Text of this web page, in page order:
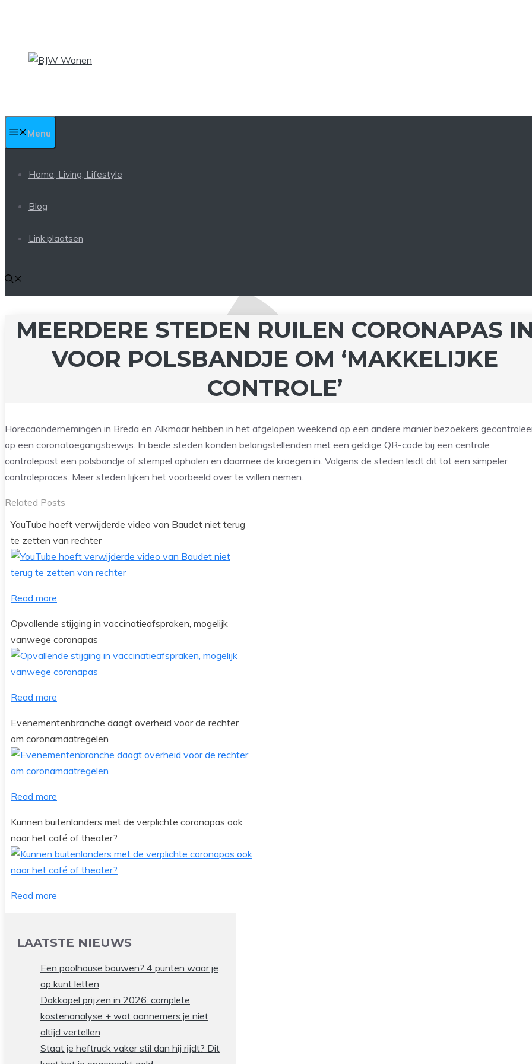
inhoud
Menu
Home, Living, Lifestyle
Blog
Link plaatsen
MEERDERE STEDEN RUILEN CORONAPAS
VOOR POLSBANDJE OM ‘MAKKELIJKE
CONTROLE’
Horecaondernemingen in Breda en Alkmaar hebben in het afgelopen weekend op een andere manier bezoekers
op een coronatoegangsbewijs. In beide steden konden belangstellenden met een geldige QR-code bij een centrale
controlepost een polsbandje of stempel ophalen en daarmee de kroegen in. Volgens de steden leidt dit tot een simpeler
controleproces. Meer steden lijken het voorbeeld over te willen nemen.
Related Posts
YouTube hoeft verwijderde video van Baudet niet terug
te zetten van rechter
Read more
Opvallende stijging in vaccinatieafspraken, mogelijk
vanwege coronapas
Read more
Evenementenbranche daagt overheid voor de rechter
om coronamaatregelen
Read more
Kunnen buitenlanders met de verplichte coronapas ook
naar het café of theater?
Read more
LAATSTE NIEUWS
Een poolhouse bouwen? 4 punten waar je
op kunt letten
Dakkapel prijzen in 2026: complete
kostenanalyse + wat aannemers je niet
altijd vertellen
Staat je heftruck vaker stil dan hij rijdt? Dit